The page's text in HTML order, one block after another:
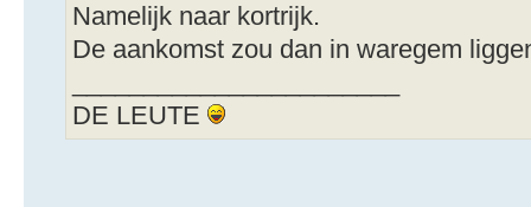
Namelijk naar kortrijk.
De aankomst zou dan in waregem
DE LEUTE